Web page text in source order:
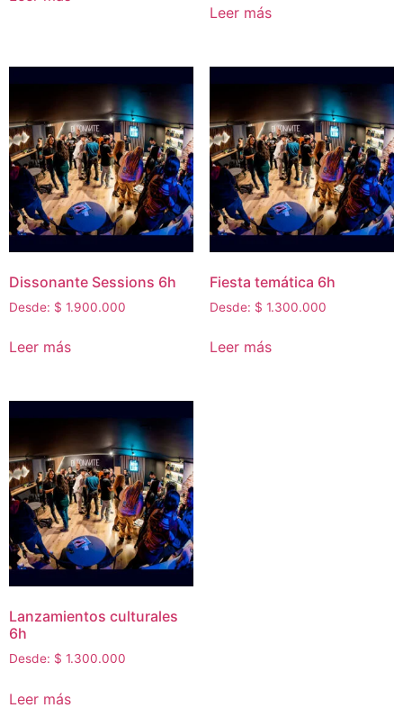
Leer más
Dissonante Sessions 6h
Desde: $ 1.900.000
Leer más
Fiesta temática 6h
Desde: $ 1.300.000
Leer más
Lanzamientos culturales
6h
Desde: $ 1.300.000
Leer más